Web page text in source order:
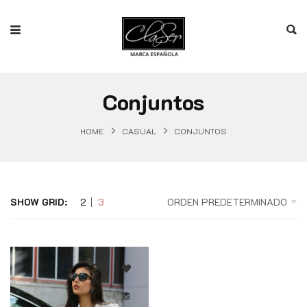
Conjuntos
HOME CASUAL CONJUNTOS
SHOW GRID: 2 3 ORDEN PREDETERMINADO